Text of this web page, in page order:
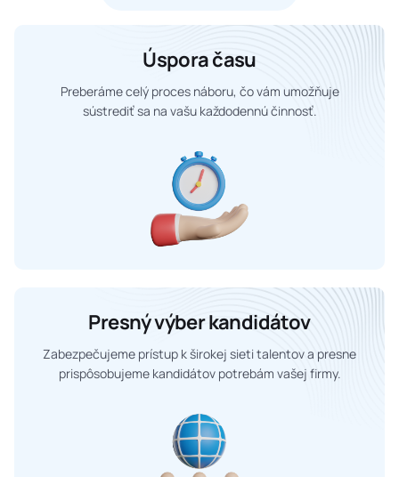
Úspora času
Preberáme celý proces náboru, čo vám umožňuje
sústrediť sa na vašu každodennú činnosť.
Presný výber kandidátov
Zabezpečujeme prístup k širokej sieti talentov a presne
prispôsobujeme kandidátov potrebám vašej firmy.